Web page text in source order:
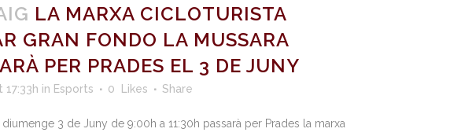
LA MARXA CICLOTURISTA
GRAN FONDO LA MUSSARA
PER PRADES EL 3 DE JUNY
17:33h in Esports 0 Likes Share
3 de Juny de 9:00h a 11:30h passarà per Prades la marxa